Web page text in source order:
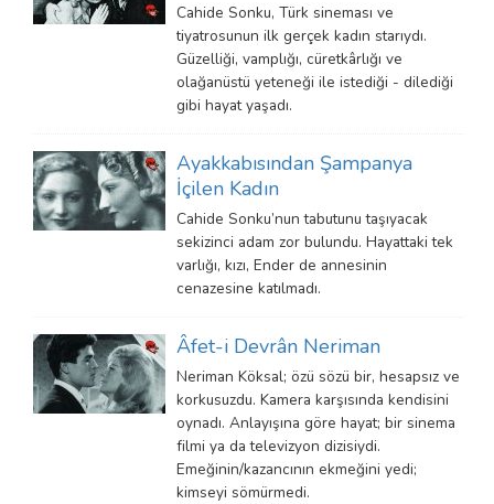
Cahide Sonku, Türk sineması ve
tiyatrosunun ilk gerçek kadın starıydı.
Güzelliği, vamplığı, cüretkârlığı ve
olağanüstü yeteneği ile istediği - dilediği
gibi hayat yaşadı.
Ayakkabısından Şampanya
İçilen Kadın
Cahide Sonku’nun tabutunu taşıyacak
sekizinci adam zor bulundu. Hayattaki tek
varlığı, kızı, Ender de annesinin
cenazesine katılmadı.
Âfet-i Devrân Neriman
Neriman Köksal; özü sözü bir, hesapsız ve
korkusuzdu. Kamera karşısında kendisini
oynadı. Anlayışına göre hayat; bir sinema
filmi ya da televizyon dizisiydi.
Emeğinin/kazancının ekmeğini yedi;
kimseyi sömürmedi.